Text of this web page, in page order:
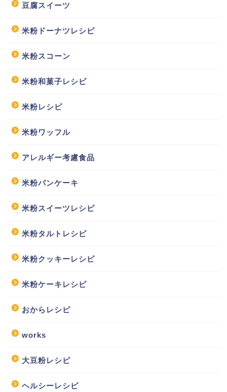
豆腐スイーツ
米粉ドーナツレシピ
米粉スコーン
米粉和菓子レシピ
米粉レシピ
米粉ワッフル
アレルギー考慮食品
米粉パンケーキ
米粉スイーツレシピ
米粉タルトレシピ
米粉クッキーレシピ
米粉ケーキレシピ
おからレシピ
works
大豆粉レシピ
ヘルシーレシピ